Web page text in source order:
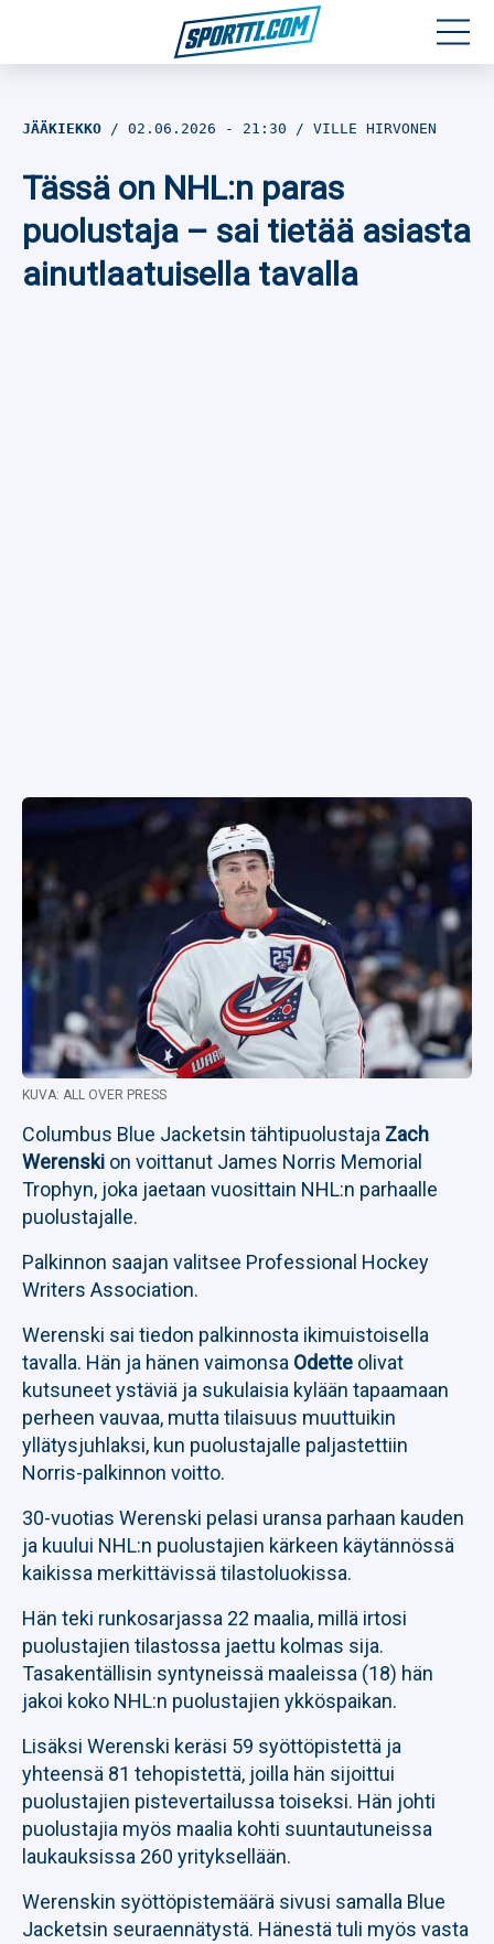
Jalkapallo
Yleisurheilu
JÄÄKIEKKO 02.06.2026 - 21:30 VILLE HIRVONEN
Tässä on NHL:n paras
puolustaja – sai tietää asiasta
ainutlaatuisella tavalla
KUVA: ALL OVER PRESS
Columbus Blue Jacketsin tähtipuolustaja Zach
Werenski on voittanut James Norris Memorial
Trophyn, joka jaetaan vuosittain NHL:n parhaalle
puolustajalle.
Palkinnon saajan valitsee Professional Hockey
Writers Association.
Werenski sai tiedon palkinnosta ikimuistoisella
tavalla. Hän ja hänen vaimonsa Odette olivat
kutsuneet ystäviä ja sukulaisia kylään tapaamaan
perheen vauvaa, mutta tilaisuus muuttuikin
yllätysjuhlaksi, kun puolustajalle paljastettiin
Norris-palkinnon voitto.
30-vuotias Werenski pelasi uransa parhaan kauden
ja kuului NHL:n puolustajien kärkeen käytännössä
kaikissa merkittävissä tilastoluokissa.
Hän teki runkosarjassa 22 maalia, millä irtosi
puolustajien tilastossa jaettu kolmas sija.
Tasakentällisin syntyneissä maaleissa (18) hän
jakoi koko NHL:n puolustajien ykköspaikan.
Lisäksi Werenski keräsi 59 syöttöpistettä ja
yhteensä 81 tehopistettä, joilla hän sijoittui
puolustajien pistevertailussa toiseksi. Hän johti
puolustajia myös maalia kohti suuntautuneissa
laukauksissa 260 yrityksellään.
Werenskin syöttöpistemäärä sivusi samalla Blue
Jacketsin seuraennätystä. Hänestä tuli myös vasta